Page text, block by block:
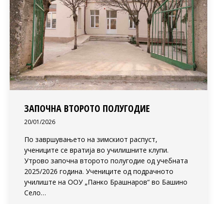
ЗАПОЧНА ВТОРОТО ПОЛУГОДИЕ
20/01/2026
По завршувањето на зимскиот распуст,
учениците се вратија во училишните клупи.
Утрово започна второто полугодие од учебната
2025/2026 година. Учениците од подрачното
училиште на ООУ „Панко Брашнаров“ во Башино
Село…